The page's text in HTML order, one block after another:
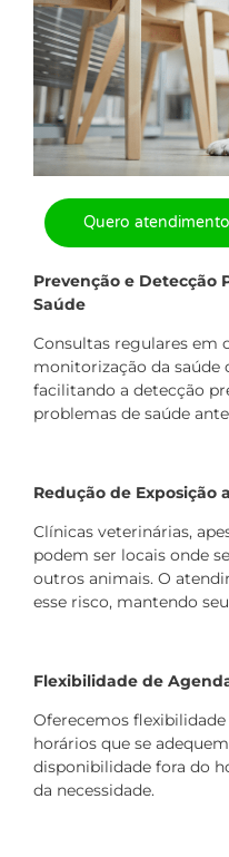
Quero
Prevenção e Detecção
Saúde
Consultas regulares em
monitorização da saúde
facilitando a detecção
problemas de saúde
Redução de Exposição
Clínicas veterinárias,
podem ser locais onde
outros animais. O
esse risco, mantendo
Flexibilidade de
Oferecemos
horários que se
disponibilidade fora do
da necessidade.